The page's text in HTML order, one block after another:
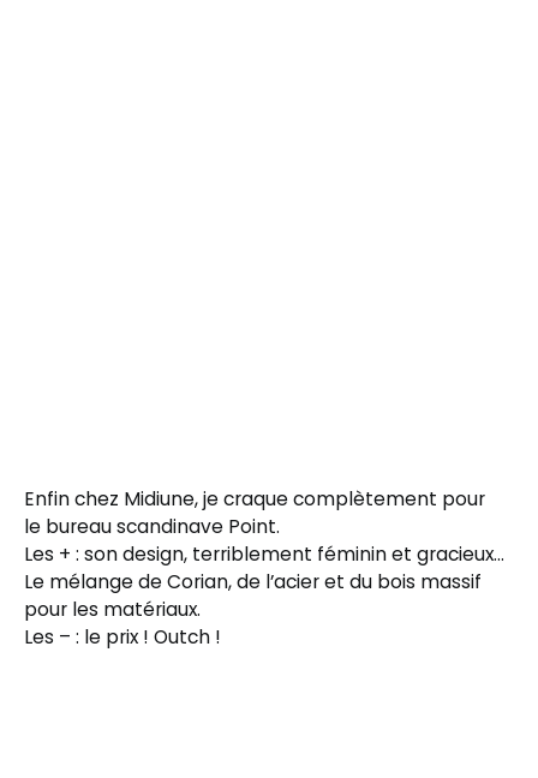
Enfin chez Midiune, je craque complètement pour
le bureau scandinave Point.
Les + : son design, terriblement féminin et gracieux…
Le mélange de Corian, de l’acier et du bois massif
pour les matériaux.
Les – : le prix ! Outch !